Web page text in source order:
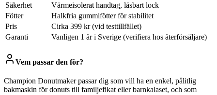
Säkerhet
Värmeisolerat handtag, låsbart lock
Fötter
Halkfria gummifötter för stabilitet
Pris
Cirka 399 kr (vid testtillfället)
Garanti
Vanligen 1 år i Sverige (verifiera hos återförsäljare)
Vem passar den för?
Champion Donutmaker passar dig som vill ha en enkel, pålitlig
bakmaskin för donuts till familjefikat eller barnkalaset, och som